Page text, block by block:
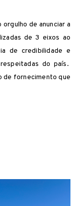
de anunciar a
de 3 eixos ao
de credibilidade e
do país.
de fornecimento que